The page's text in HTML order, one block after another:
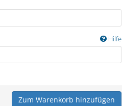
Hilfe
Zum Warenkorb hinzufügen